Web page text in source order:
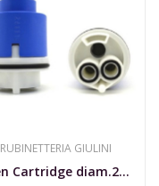
RUBINETTERIA GIULINI
Open Cartridge diam.25 mm